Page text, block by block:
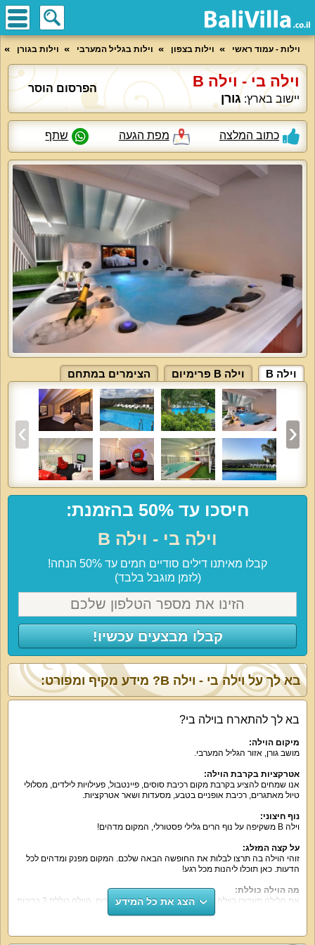
וילות - עמוד ראשי וילות בצפון וילות בגליל המערבי וילות בגורן
וילה בי - וילה B
יישוב בארץ: גורן
הפרסום הוסר
כתוב המלצה מפת הגעה שתף
וילה B וילה B פרימיום הצימרים במתחם
חיסכו עד 50% בהזמנת:
וילה בי - וילה B
קבלו מאיתנו דילים סודיים חמים עד 50% הנחה!
(לזמן מוגבל בלבד)
קבלו מבצעים עכשיו!
בא לך על וילה בי - וילה B? מידע מקיף ומפורט:
בא לך להתארח בוילה בי?
מיקום הוילה:
מושב גורן, אזור הגליל המערבי.
אטרקציות בקרבת הוילה:
אנו שמחים להציע בקרבת מקום רכיבת סוסים, פיינטבול, פעילויות לילדים, מסלולי
טיול מאתגרים, רכיבת אופניים בטבע, מסעדות ושאר אטרקציות.
נוף חיצוני:
וילה B משקיפה על נוף הרים גלילי פסטורלי, המקום מדהים!
על קצה המזלג:
זוהי הוילה בה תרצו לבלות את החופשה הבאה שלכם. המקום מפנק ומדהים לכל
הדעות. כאן תוכלו ליהנות מכל רגע!
מה הוילה כוללת:
את הלילה תעבירו בוילה בי ב-4 חדרי שינה גדולים ומפוארים. הוילה כוללת 3 בריכות
שחייה (אחת פנימית מחוממת), גלריה מעוצבת ונוחה עם פופים ועמדת פלייסטיישן.
הצג את כל המידע